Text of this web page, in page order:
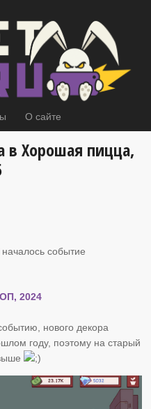
О сайте
в Хорошая пицца,
началось событие
2024
нового декора
году, поэтому на старый